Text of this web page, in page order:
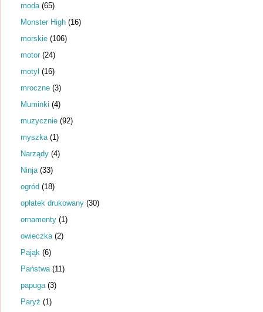
moda (65)
Monster High (16)
morskie (106)
motor (24)
motyl (16)
mroczne (3)
Muminki (4)
muzycznie (92)
myszka (1)
Narządy (4)
Ninja (33)
ogród (18)
opłatek drukowany (30)
ornamenty (1)
owieczka (2)
Pająk (6)
Państwa (11)
papuga (3)
Paryż (1)